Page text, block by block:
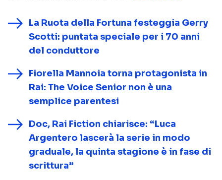
La Ruota della Fortuna festeggia Gerry
Scotti: puntata speciale per i 70 anni
del conduttore
Fiorella Mannoia torna protagonista in
Rai: The Voice Senior non è una
semplice parentesi
Doc, Rai Fiction chiarisce: “Luca
Argentero lascerà la serie in modo
graduale, la quinta stagione è in fase di
scrittura”